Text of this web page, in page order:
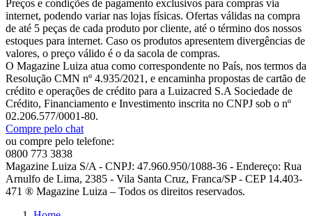
Preços e condições de pagamento exclusivos para compras via
internet, podendo variar nas lojas físicas. Ofertas válidas na compra
de até 5 peças de cada produto por cliente, até o término dos nossos
estoques para internet. Caso os produtos apresentem divergências de
valores, o preço válido é o da sacola de compras.
O Magazine Luiza atua como correspondente no País, nos termos da
Resolução CMN nº 4.935/2021, e encaminha propostas de cartão de
crédito e operações de crédito para a Luizacred S.A Sociedade de
Crédito, Financiamento e Investimento inscrita no CNPJ sob o nº
02.206.577/0001-80.
Compre pelo chat
ou compre pelo telefone:
0800 773 3838
Magazine Luiza S/A - CNPJ: 47.960.950/1088-36 - Endereço: Rua
Arnulfo de Lima, 2385 - Vila Santa Cruz, Franca/SP - CEP 14.403-
471 ® Magazine Luiza – Todos os direitos reservados.